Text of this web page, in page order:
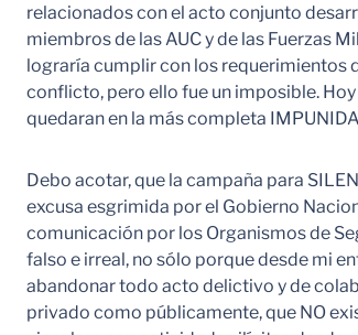
relacionados con el acto conjunto
miembros de las AUC y de las Fuerzas
lograría cumplir con los requerimientos
conflicto, pero ello fue un imposible.
quedaran en la más completa
Debo acotar, que la campaña para
excusa esgrimida por el Gobierno
comunicación por los Organismos de
falso e irreal, no sólo porque desde mi
abandonar todo acto delictivo y de
privado como públicamente, que NO